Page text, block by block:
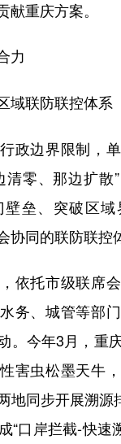
重庆方案。
力
联防联控体系
边界限制，单
清零、那边扩散
垒、突破区
同的联防联控
托市级联席会
务、城管等部门
。今年3月，重
害虫松墨天牛
地同步开展溯源
“口岸拦截-快速